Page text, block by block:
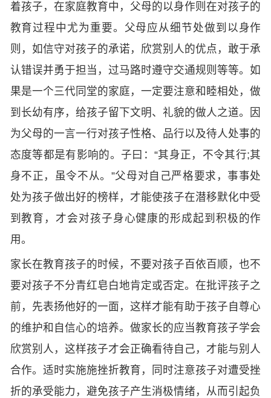
着孩子，在家庭教育中，父母的以身作则在对孩子的
教育过程中尤为重要。父母应从细节处做到以身作
则，如信守对孩子的承诺，欣赏别人的优点，敢于承
认错误并勇于担当，过马路时遵守交通规则等等。如
果是一个三代同堂的家庭，一定要注意和睦相处，做
到长幼有序，给孩子留下文明、礼貌的做人之道。因
为父母的一言一行对孩子性格、品行以及待人处事的
态度等都是有影响的。子曰：“其身正，不令其行;其
身不正，虽令不从。”父母对自己严格要求，事事处
处为孩子做出好的榜样，才能使孩子在潜移默化中受
到教育，才会对孩子身心健康的形成起到积极的作
用。
家长在教育孩子的时候，不要对孩子百依百顺，也不
要对孩子不分青红皂白地肯定或否定。在批评孩子之
前，先表扬他好的一面，这样才能有助于孩子自尊心
的维护和自信心的培养。做家长的应当教育孩子学会
欣赏别人，这样孩子才会正确看待自己，才能与别人
合作。适时实施施挫折教育，同时注意孩子对遭受挫
折的承受能力，避免孩子产生消极情绪，从而引起负